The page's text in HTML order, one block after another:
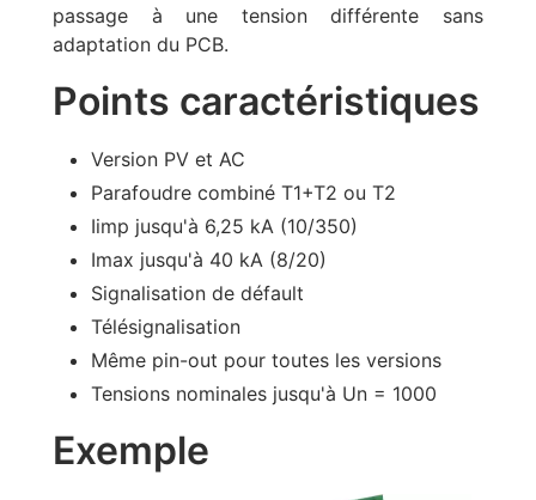
passage à une tension différente sans
adaptation du PCB.
Points caractéristiques
Version PV et AC
Parafoudre combiné T1+T2 ou T2
Iimp jusqu'à 6,25 kA (10/350)
Imax jusqu'à 40 kA (8/20)
Signalisation de défault
Télésignalisation
Même pin-out pour toutes les versions
Tensions nominales jusqu'à Un = 1000
Exemple